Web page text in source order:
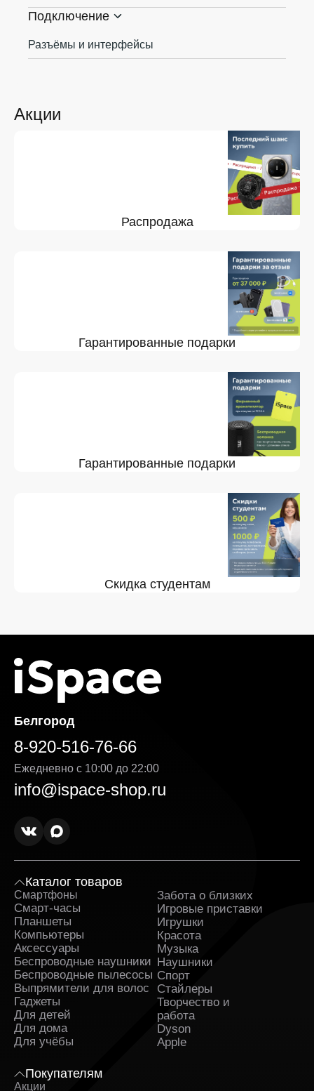
Акции
Распродажа
Гарантированные подарки
Гарантированные подарки
Скидка студентам
Подключение
Разъёмы и интерфейсы
Белгород
8-920-516-76-66
Ежедневно с 10:00 до 22:00
info@ispace-shop.ru
Каталог товаров
Смартфоны
Смарт-часы
Планшеты
Компьютеры
Аксессуары
Беспроводные наушники
Беспроводные пылесосы
Выпрямители для волос
Гаджеты
Для детей
Для дома
Для учёбы
Забота о близких
Игровые приставки
Игрушки
Красота
Музыка
Наушники
Спорт
Стайлеры
Творчество и
работа
Dyson
Apple
Покупателям
Акции